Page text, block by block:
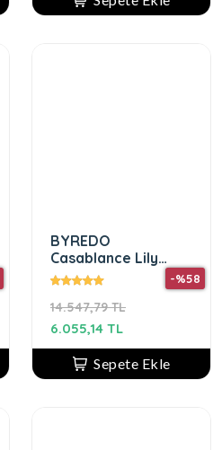
BYREDO
Casablance Lily
Extract 100ML
14.547,79 TL
-%58
6.055,14 TL
Sepete Ekle